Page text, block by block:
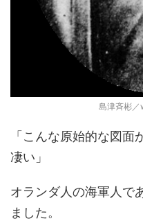
島津斉彬
「こんな原始的な図面
凄い」
オランダ人の海軍人で
ました。